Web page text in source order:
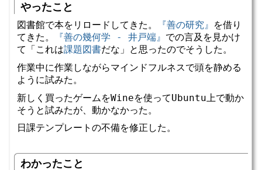
やったこと
図書館で本をリロードしてきた。 『善の研究』 を借り
てきた。
『善の幾何学 - 井戸端』 での言及を見かけ
て「これは課題図書だな」と思ったのでそうした。
作業中に作業しながらマインドフルネスで頭を静める
ように試みた。
新しく買ったゲームをWineを使ってUbuntu上で動か
そうと試みたが、動かなかった。
日課テンプレートの不備を修正した。
わかったこと